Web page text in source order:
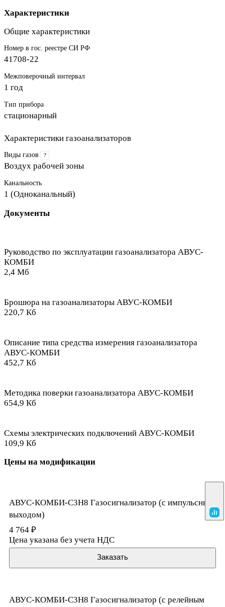
Характеристики
Общие характеристики
Номер в гос. реестре СИ РФ
41708-22
Межповерочный интервал
1 год
Тип прибора
стационарный
Характеристики газоанализаторов
Виды газов ?
Воздух рабочей зоны
Канальность
1 (Одноканальный)
Документы
Руководство по эксплуатации газоанализатора АВУС-
КОМБИ
2,4 Мб
Брошюра на газоанализаторы АВУС-КОМБИ
220,7 Кб
Описание типа средства измерения газоанализатора
АВУС-КОМБИ
452,7 Кб
Методика поверки газоанализатора АВУС-КОМБИ
654,9 Кб
Схемы электрических подключений АВУС-КОМБИ
109,9 Кб
Цены на модификации
АВУС-КОМБИ-C3H8 Газосигнализатор (с импульсным
выходом)
4 764 ₽
Цена указана без учета НДС
Заказать
АВУС-КОМБИ-C3H8 Газосигнализатор (с релейным